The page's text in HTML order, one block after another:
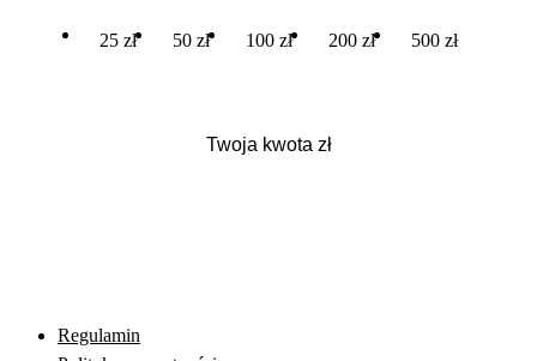
25 zł 50 zł 100 zł 200 zł 500 zł
Regulamin